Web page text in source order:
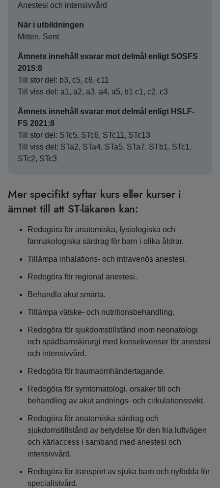
Anestesi och intensivvård
När i utbildningen
Mitten, Sent
Ämnets innehåll svarar mot delmål enligt SOSFS
2015:8
Till stor del: b3, c5, c6, c11
Till viss del: a1, a2, a3, a4, a5, b1 c1, c2, c3
Ämnets innehåll svarar mot delmål enligt HSLF-
FS 2021:8
Till stor del: STc5, STc6, STc11, STc13
Till viss del: STa2, STa4, STa5, STa7, STb1, STc1,
STc2, STc3
Mer specifikt syftar kurs eller kurser i
ämnet till att ST-läkaren kan:
Redogöra för anatomiska, fysiologiska och
farmakologiska särdrag för barn i olika åldrar.
Tillämpa inhalations- och intravenös anestesi.
Redogöra för regional anestesi.
Behandla akut smärta.
Tillämpa vätske- och nutritionsbehandling.
Redogöra för sjukdomstillstånd inom neonatologi
och spädbarnskirurgi med konsekvenser för anestesi
och intensivvård.
Redogöra för traumaomhändertagande.
Redogöra för symtomatologi, orsaker till och
behandling av akut andnings- och cirkulationssvikt.
Redogöra för anatomiska särdrag och
sjukdomstillstånd av betydelse för den fria luftvägen
och kärlaccess i samband med anestesi och
intensivvård.
Redogöra för transport av sjuka barn och nyfödda för
specialistvård.